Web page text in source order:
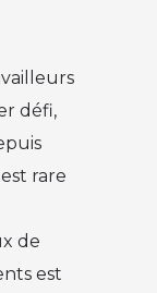
défi,
rare
de
est